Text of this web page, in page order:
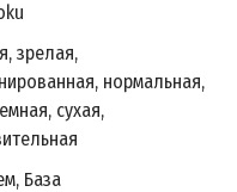
зрелая,
нормальная,
сухая,
База